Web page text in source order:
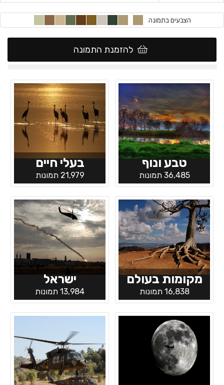
הצבעים בתמונה
להזמנת התמונה
טבע ונוף
36,485 תמונות
בעלי חיים
21,979 תמונות
מקומות בעולם
16,838 תמונות
ישראל
13,984 תמונות